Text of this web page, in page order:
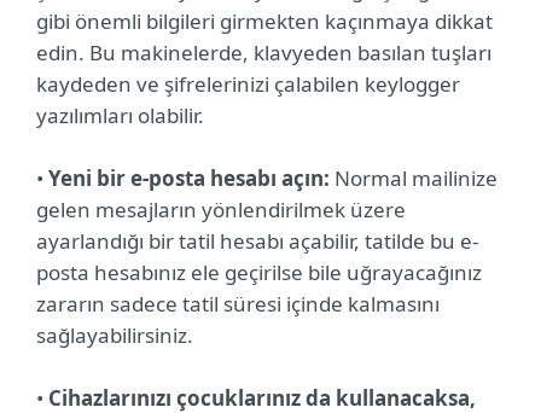
gibi önemli bilgileri girmekten kaçınmaya dikkat
edin. Bu makinelerde, klavyeden basılan tuşları
kaydeden ve şifrelerinizi çalabilen keylogger
yazılımları olabilir.
• Yeni bir e-posta hesabı açın: Normal mailinize
gelen mesajların yönlendirilmek üzere
ayarlandığı bir tatil hesabı açabilir, tatilde bu e-
posta hesabınız ele geçirilse bile uğrayacağınız
zararın sadece tatil süresi içinde kalmasını
sağlayabilirsiniz.
• Cihazlarınızı çocuklarınız da kullanacaksa,